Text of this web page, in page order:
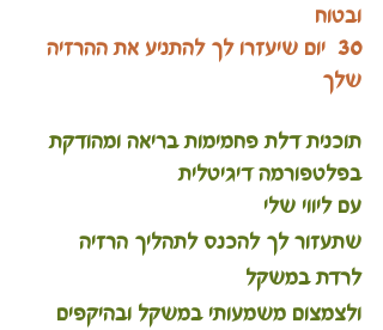
ובטוח
30  יום שיעזרו לך להתניע את ההרזיה
שלך
תוכנית דלת פחמימות בריאה ומהודקת
בפלטפורמה דיגיטלית
עם ליווי שלי
שתעזור לך להכנס לתהליך הרזיה
לרדת במשקל
ולצמצום משמעותי במשקל ובהיקפים